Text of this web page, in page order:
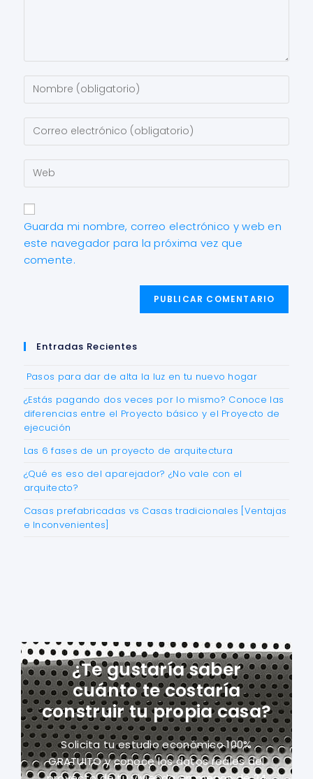
Guarda mi nombre, correo electrónico y web en
este navegador para la próxima vez que
comente.
Entradas Recientes
Pasos para dar de alta la luz en tu nuevo hogar
¿Estás pagando dos veces por lo mismo? Conoce las
diferencias entre el Proyecto básico y el Proyecto de
ejecución
Las 6 fases de un proyecto de arquitectura
¿Qué es eso del aparejador? ¿No vale con el
arquitecto?
Casas prefabricadas vs Casas tradicionales [Ventajas
e Inconvenientes]
¿Te gustaría saber
cuánto te costaría
construir tu propia casa?
Solicita tu estudio económico 100%
GRATUITO y conoce los datos reales del